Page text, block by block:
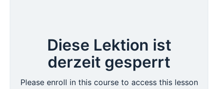
Diese Lektion ist
derzeit gesperrt
Please enroll in this course to access this lesson